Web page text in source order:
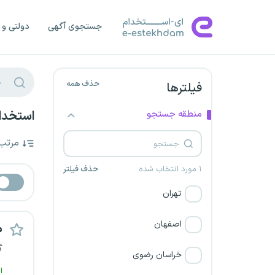
جستجوی آگهی دولتی
فیلترها حذف همه
منطقه جستجو
۱ مورد انتخاب شده حذف فیلتر
تهران
اصفهان
خراسان رضوی